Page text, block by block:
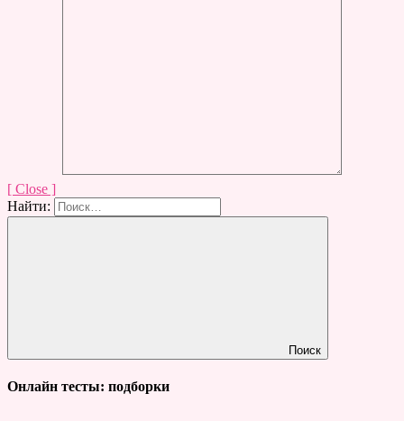
[ Close ]
Найти:
Поиск
Онлайн тесты: подборки